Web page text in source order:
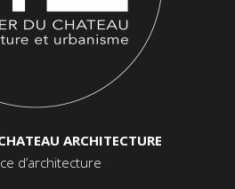
ARCHITECTURE
d’architecture